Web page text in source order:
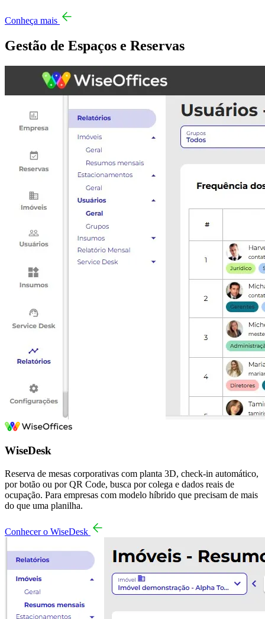
Conheça mais
Gestão de Espaços e Reservas
WiseDesk
Reserva de mesas corporativas com planta 3D, check-in automático,
por botão ou por QR Code, busca por colega e dados reais de
ocupação. Para empresas com modelo híbrido que precisam de mais
do que uma planilha.
Conhecer o WiseDesk